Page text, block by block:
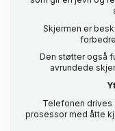
Skjermen er
Den støtter også
avrundede
Telefonen drives
prosessor med åtte